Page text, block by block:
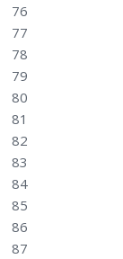
76
77
78
79
80
81
82
83
84
85
86
87